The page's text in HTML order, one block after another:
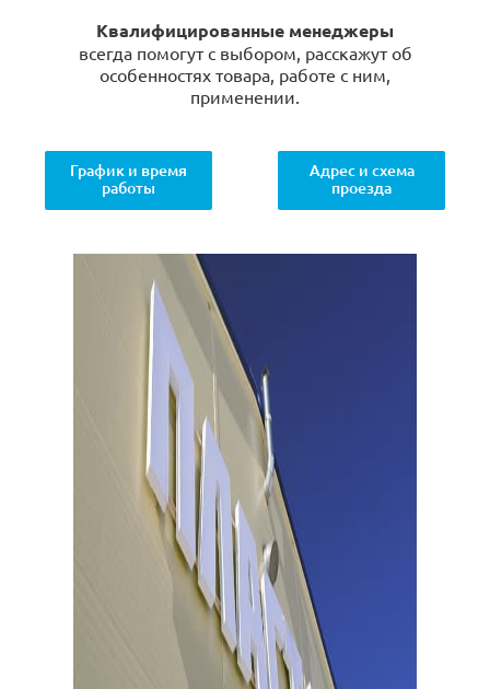
Квалифицированные менеджеры
всегда помогут с выбором, расскажут об
особенностях товара, работе с ним,
применении.
График и время
работы
Адрес и схема
проезда